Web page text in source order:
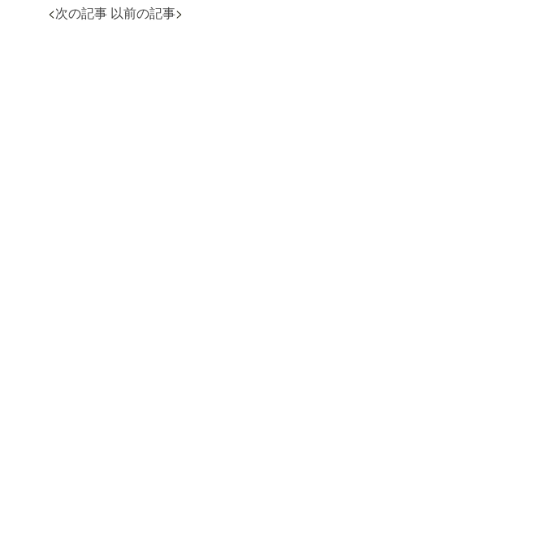
<次の記事 以前の記事>